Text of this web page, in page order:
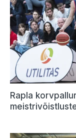
Rapla